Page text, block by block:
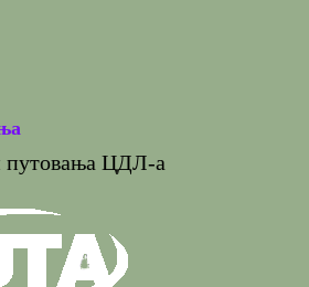
путовања ЦДЛ-а